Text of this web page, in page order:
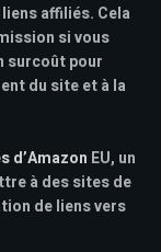
affiliés. Cela
si vous
surcoût pour
du site et à la
d’Amazon EU, un
à des sites de
de liens vers